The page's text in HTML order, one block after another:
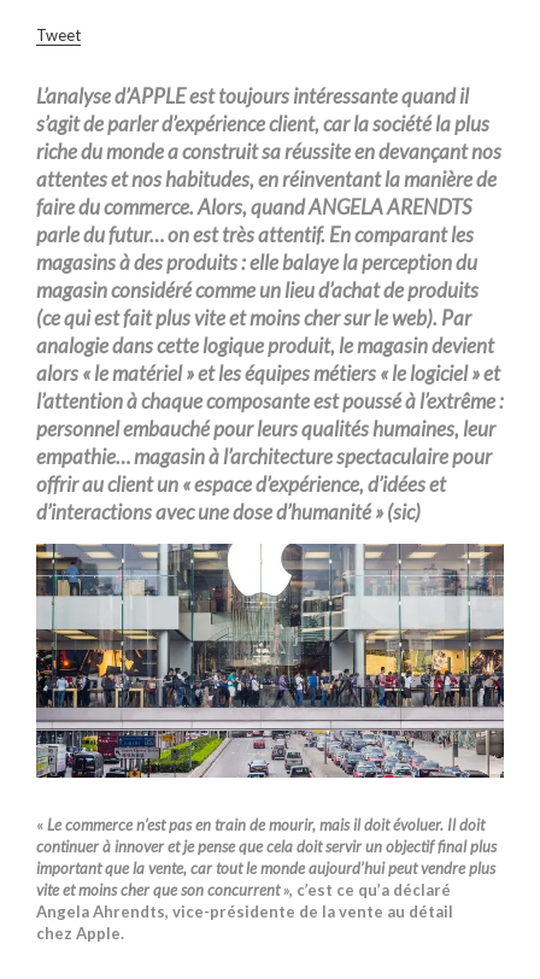
Tweet
L’analyse d’APPLE est toujoursintéressantequand il
s’agit de parler d’expérienceclient, carla société la plus
riche du mondea construitsaréussiteen devançant nos
attentes et nos habitudes, enréinventantla manière de
faire du commerce.Alors,quand ANGELA ARENDTS
parle du futur… on esttrèsattentif. En comparant les
magasins à des produits : elle balaye la perception du
magasin considéré comme un lieu d’achat de produits
(ce qui est fait plus vite etmoinscher sur le web). Par
analogie dans cette logique produit, le magasin devient
alors « lematériel» et les équipesmétiers« le logiciel » et
l’attention à chaque composante est poussé à l’extrême:
personnel embauché pour leurs qualités humaines, leur
empathie… magasin à l’architecture spectaculaire pour
offrir au client un « espace d’expérience, d’idées et
d’interactions avec une dose d’humanité » (sic)
«Le commerce n’est pas en train de mourir, mais il doit évoluer. Il doit
continuer à innover et je pense que cela doit servir un objectif final plus
important que la vente, car tout le monde aujourd’hui peut vendre plus
vite et moins cher que son concurrent», c’est ce qu’a déclaré
Angela Ahrendts, vice-présidente de la vente au détail
chez Apple.